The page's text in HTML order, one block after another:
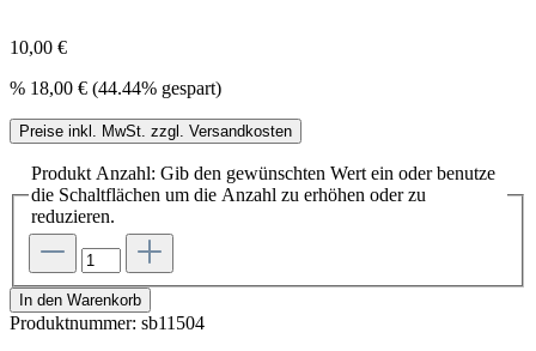
10,00 €
% 18,00 € (44.44% gespart)
Preise inkl. MwSt. zzgl. Versandkosten
Produkt Anzahl: Gib den gewünschten Wert ein oder benutze
die Schaltflächen um die Anzahl zu erhöhen oder zu
reduzieren.
In den Warenkorb
Produktnummer: sb11504